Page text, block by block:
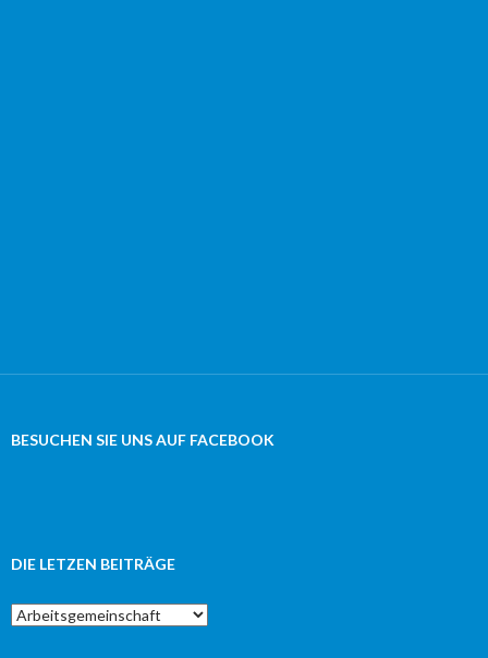
BESUCHEN SIE UNS AUF FACEBOOK
DIE LETZEN BEITRÄGE
Die
letzen